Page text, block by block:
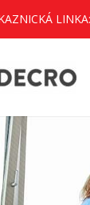
LINKA: